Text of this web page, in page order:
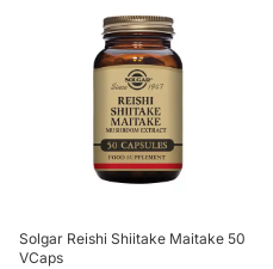
Solgar Reishi Shiitake Maitake 50
VCaps